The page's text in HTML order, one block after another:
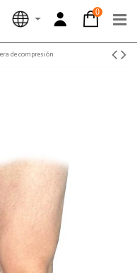
0
de compresión